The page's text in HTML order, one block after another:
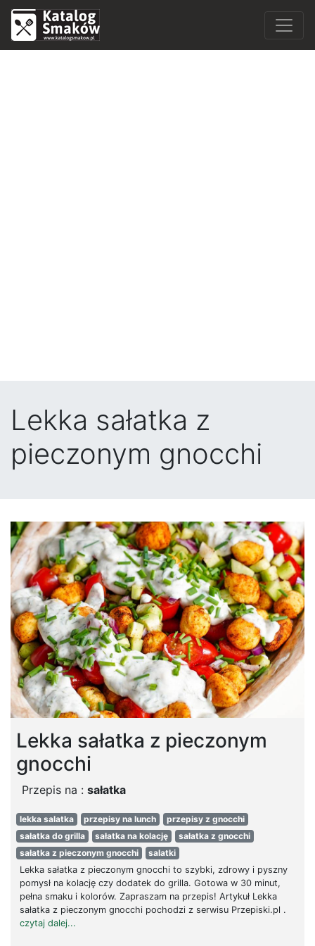
Lekka sałatka z
pieczonym gnocchi
Lekka sałatka z pieczonym
gnocchi
Przepis na : sałatka
lekka salatka przepisy na lunch
przepisy z gnocchi
sałatka do grilla
sałatka na kolację
sałatka z gnocchi
sałatka z pieczonym gnocchi
salatki
Lekka sałatka z pieczonym gnocchi to szybki, zdrowy i pyszny
pomysł na kolację czy dodatek do grilla. Gotowa w 30 minut,
pełna smaku i kolorów. Zapraszam na przepis! Artykuł Lekka
sałatka z pieczonym gnocchi pochodzi z serwisu Przepiski.pl .
czytaj dalej...